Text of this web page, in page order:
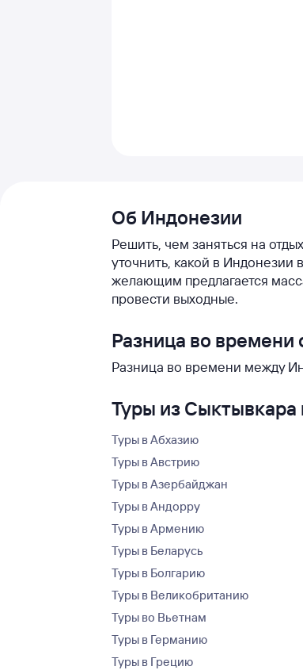
Об Индонезии
Решить, чем заняться на
уточнить, какой в
желающим предлагается
провести выходные.
Разница во
Разница во времени между
Туры из Сыктывкара
Туры в Абхазию
Туры в Австрию
Туры в Азербайджан
Туры в Андорру
Туры в Армению
Туры в Беларусь
Туры в Болгарию
Туры в Великобританию
Туры во Вьетнам
Туры в Германию
Туры в Грецию